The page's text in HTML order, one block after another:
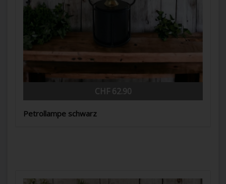
CHF 62.90
Petrollampe schwarz